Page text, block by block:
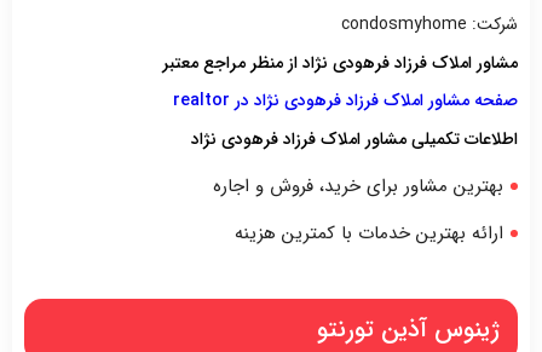
شرکت: condosmyhome
مشاور املاک فرزاد فرهودی نژاد از منظر مراجع معتبر
صفحه مشاور املاک فرزاد فرهودی نژاد در realtor
اطلاعات تکمیلی مشاور املاک فرزاد فرهودی نژاد
بهترین مشاور برای خرید، فروش و اجاره
ارائه بهترین خدمات با کمترین هزینه
ژینوس آذین تورنتو